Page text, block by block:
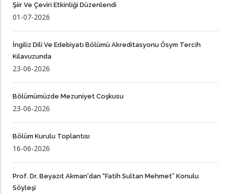
Şiir Ve Çeviri Etkinliği Düzenlendi
01-07-2026
İngiliz Dili Ve Edebiyatı Bölümü Akreditasyonu Ösym Tercih
Kılavuzunda
23-06-2026
Bölümümüzde Mezuniyet Coşkusu
23-06-2026
Bölüm Kurulu Toplantısı
16-06-2026
Prof. Dr. Beyazıt Akman'dan “Fatih Sultan Mehmet” Konulu
Söyleşi